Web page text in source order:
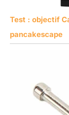
Test : objectif
pancakescape